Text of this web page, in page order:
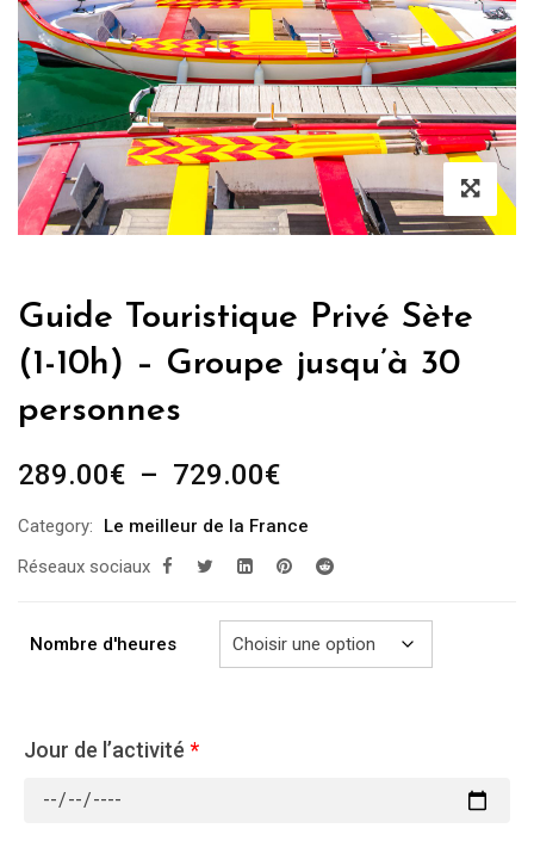
Guide Touristique Privé Sète
(1-10h) – Groupe jusqu’à 30
personnes
289.00€ – 729.00€Plage
prix :
289.00€
729.00€
Category:
Le meilleur de la France
Réseaux sociaux
Nombre d'heures
Jour de l’activité *